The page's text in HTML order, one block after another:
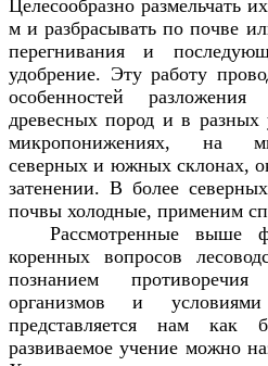
Целесообразно размельчать
м и разбрасывать по почве
перегнивания и
удобрение. Эту работу
особенностей разложения
древесных пород и в разных
микропонижениях, на
северных и южных склонах,
затенении. В более
почвы холодные, применим
Рассмотренные
выше
коренных вопросов
познанием
организмов и
представляется нам как
развиваемое учение можно